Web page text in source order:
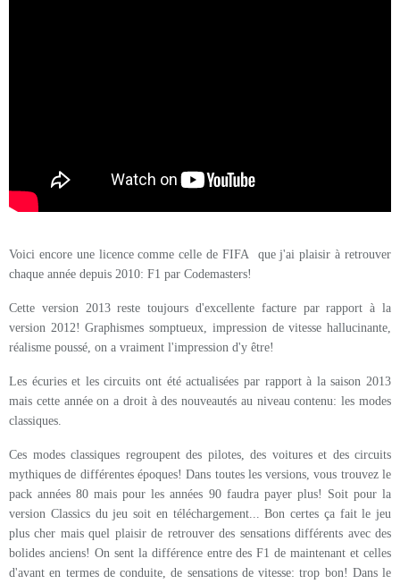
Voici encore une licence comme celle de FIFA que j'ai plaisir à retrouver
chaque année depuis 2010: F1 par Codemasters!
Cette version 2013 reste toujours d'excellente facture par rapport à la
version 2012! Graphismes somptueux, impression de vitesse hallucinante,
réalisme poussé, on a vraiment l'impression d'y être!
Les écuries et les circuits ont été actualisées par rapport à la saison 2013
mais cette année on a droit à des nouveautés au niveau contenu: les modes
classiques.
Ces modes classiques regroupent des pilotes, des voitures et des circuits
mythiques de différentes époques! Dans toutes les versions, vous trouvez le
pack années 80 mais pour les années 90 faudra payer plus! Soit pour la
version Classics du jeu soit en téléchargement... Bon certes ça fait le jeu
plus cher mais quel plaisir de retrouver des sensations différents avec des
bolides anciens! On sent la différence entre des F1 de maintenant et celles
d'avant en termes de conduite, de sensations de vitesse: trop bon! Dans le